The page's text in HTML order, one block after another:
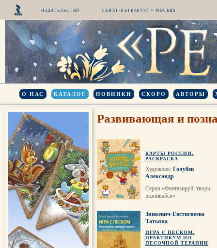
ИЗДАТЕЛЬСТВО САНКТ-ПЕТЕРБУРГ – МОСКВА
О НАС КАТАЛОГ НОВИНКИ СКОРО АВТОРЫ
Развивающая и
КАРТЫ РОССИИ.
РАСКРАСКА
Художник: Голубев
Александр
Серия «Фантазируй, твори,
развивайся»
Зинкевич-Евстигнеева
Татьяна
ИГРА С ПЕСКОМ.
ПРАКТИКУМ ПО
ПЕСОЧНОЙ ТЕРАПИИ